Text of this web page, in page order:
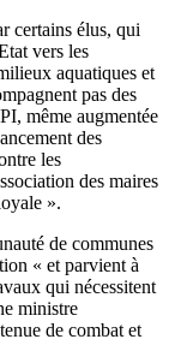
certains élus, qui
vers les
aquatiques et
pas des
même augmentée
des
les
des maires
».
de communes
« et parvient à
qui nécessitent
ministre
de combat et